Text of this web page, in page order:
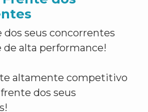
dos seus concorrentes
alta performance!
altamente competitivo
dos seus